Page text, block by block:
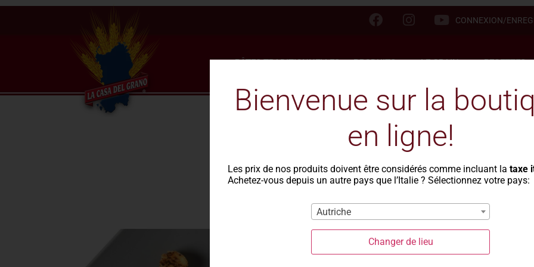
CONNEXION/
PÂTES TRADITIONNELLES PRODUITS LE GRAIN RECETTES
Recettes avec de la
Bienvenue sur la
en ligne!
Les prix de nos produits doivent être considérés comme incluant la taxe
Achetez-vous depuis un autre pays que l’Italie ? Sélectionnez votre pays:
Autriche
Changer de lieu